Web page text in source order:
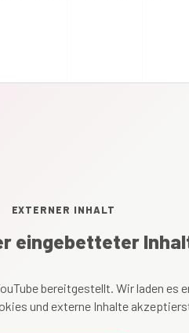
EXTERNER INHALT
eingebetteter
bereitgestellt. Wir laden es
und externe Inhalte